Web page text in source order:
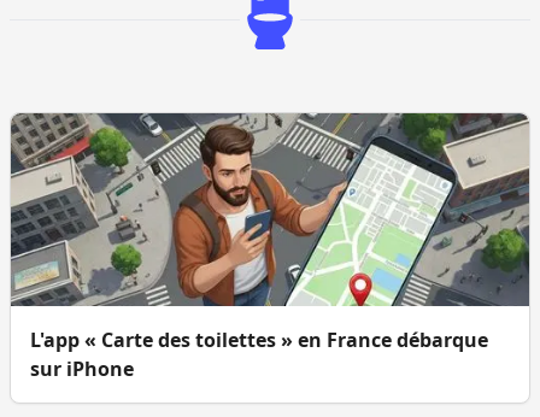
L'app « Carte des toilettes » en France débarque
sur iPhone